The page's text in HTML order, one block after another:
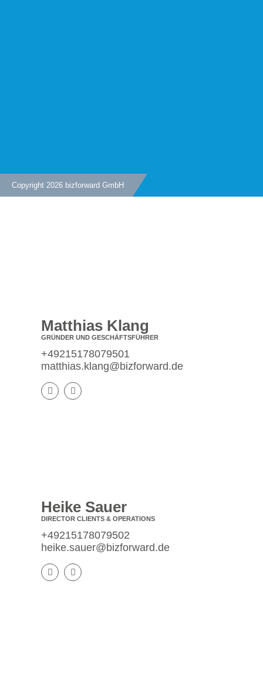
Copyright 2026 bizforward GmbH
Matthias Klang
GRÜNDER UND GESCHÄFTSFÜHRER
+49215178079501
matthias.klang@bizforward.de
Heike Sauer
DIRECTOR CLIENTS & OPERATIONS
+49215178079502
heike.sauer@bizforward.de